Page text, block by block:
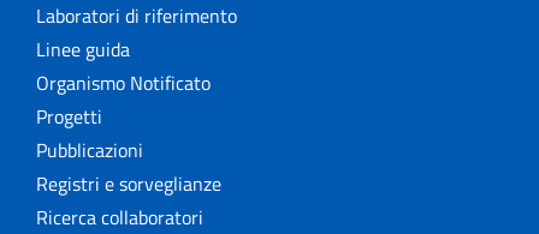
Laboratori di riferimento
Linee guida
Organismo Notificato
Progetti
Pubblicazioni
Registri e sorveglianze
Ricerca collaboratori